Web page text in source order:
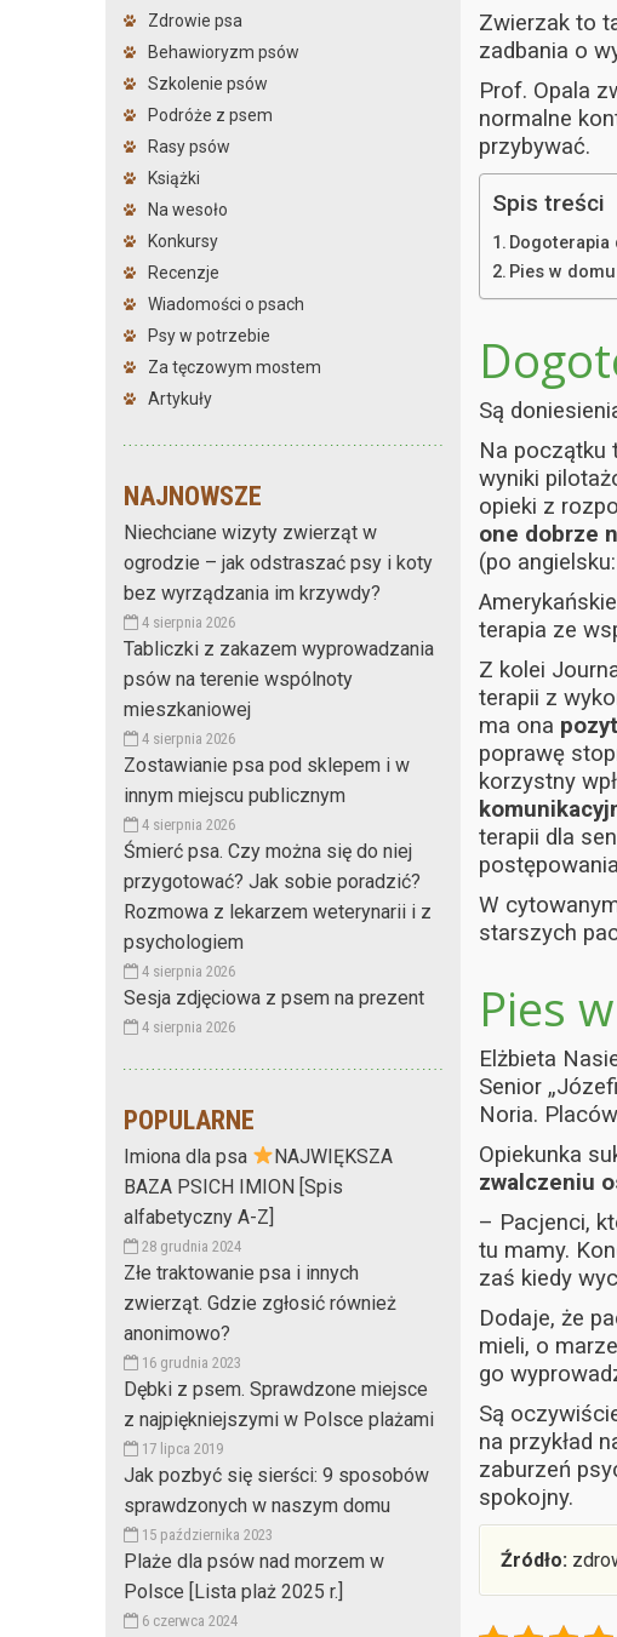
Zdrowie psa
Behawioryzm psów
Szkolenie psów
Podróże z psem
Rasy psów
Książki
Na wesoło
Konkursy
Recenzje
Wiadomości o psach
Psy w potrzebie
Za tęczowym mostem
Artykuły
NAJNOWSZE
Niechciane wizyty zwierząt w
ogrodzie – jak odstraszać psy i koty
bez wyrządzania im krzywdy?
4 sierpnia 2026
Tabliczki z zakazem wyprowadzania
psów na terenie wspólnoty
mieszkaniowej
4 sierpnia 2026
Zostawianie psa pod sklepem i w
innym miejscu publicznym
4 sierpnia 2026
Śmierć psa. Czy można się do niej
przygotować? Jak sobie poradzić?
Rozmowa z lekarzem weterynarii i z
psychologiem
4 sierpnia 2026
Sesja zdjęciowa z psem na prezent
4 sierpnia 2026
POPULARNE
Imiona dla psa
NAJWIĘKSZA
BAZA PSICH IMION [Spis
alfabetyczny A-Z]
28 grudnia 2024
Złe traktowanie psa i innych
zwierząt. Gdzie zgłosić również
anonimowo?
16 grudnia 2023
Dębki z psem. Sprawdzone miejsce
z najpiękniejszymi w Polsce plażami
17 lipca 2019
Jak pozbyć się sierści: 9 sposobów
sprawdzonych w naszym domu
15 października 2023
Plaże dla psów nad morzem w
Polsce [Lista plaż 2025 r.]
6 czerwca 2024
Zwierzak to
zadbania o
Prof. Opala
normalne
przybywać.
Spis treści
Dogoterapia
Pies w
Są
Na początku
wyniki
opieki z
one dobrze
(po angielsku:
terapia ze
Z kolei
terapii z
ma ona
poprawę
korzystny
terapii dla
W
starszych
Pies
Elżbieta
Senior
Noria.
Opiekunka
zwalczeniu
– Pacjenci,
tu mamy.
zaś kiedy
Dodaje, że
mieli, o
go
Są
na przykład
zaburzeń
spokojny.
Źródło: